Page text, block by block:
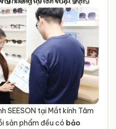
tròng kính khỏi trầy xước.
lỏng, hãy mang đến cửa
kiểm tra và điều chỉnh
SEESON tại Mắt kính Tâm
sản phẩm đều có bảo